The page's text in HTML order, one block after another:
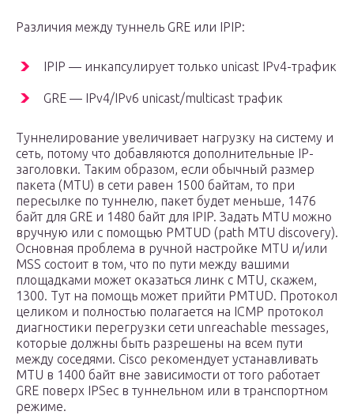
Различия между туннель GRE или IPIP:
IPIP — инкапсулирует только unicast IPv4-трафик
GRE — IPv4/IPv6 unicast/multicast трафик
Туннелирование увеличивает нагрузку на систему и
сеть, потому что добавляются дополнительные IP-
заголовки. Таким образом, если обычный размер
пакета (MTU) в сети равен 1500 байтам, то при
пересылке по туннелю, пакет будет меньше, 1476
байт для GRE и 1480 байт для IPIP. Задать MTU можно
вручную или с помощью PMTUD (path MTU discovery).
Основная проблема в ручной настройке MTU и/или
MSS состоит в том, что по пути между вашими
площадками может оказаться линк с MTU, скажем,
1300. Тут на помощь может прийти PMTUD. Протокол
целиком и полностью полагается на ICMP протокол
диагностики перегрузки сети unreachable messages,
которые должны быть разрешены на всем пути
между соседями. Cisco рекомендует устанавливать
MTU в 1400 байт вне зависимости от того работает
GRE поверх IPSec в туннельном или в транспортном
режиме.